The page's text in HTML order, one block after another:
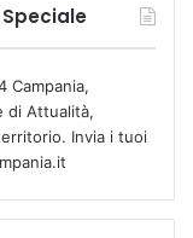
Campania,
di Attualità,
Invia i tuoi